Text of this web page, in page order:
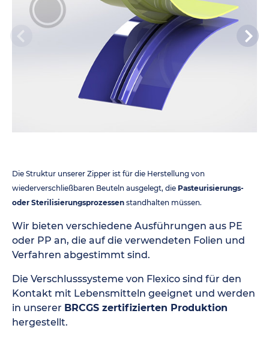
Die Struktur unserer Zipper ist für die Herstellung von
wiederverschließbaren Beuteln ausgelegt, die Pasteurisierungs-
oder Sterilisierungsprozessen standhalten müssen.
Wir bieten verschiedene Ausführungen aus PE
oder PP an, die auf die verwendeten Folien und
Verfahren abgestimmt sind.
Die Verschlusssysteme von Flexico sind für den
Kontakt mit Lebensmitteln geeignet und werden
in unserer BRCGS zertifizierten Produktion
hergestellt.